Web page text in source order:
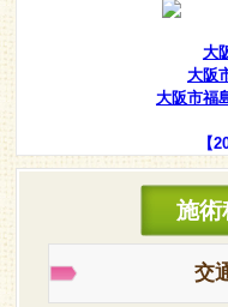
大
大阪
大阪市福
【
施術
交